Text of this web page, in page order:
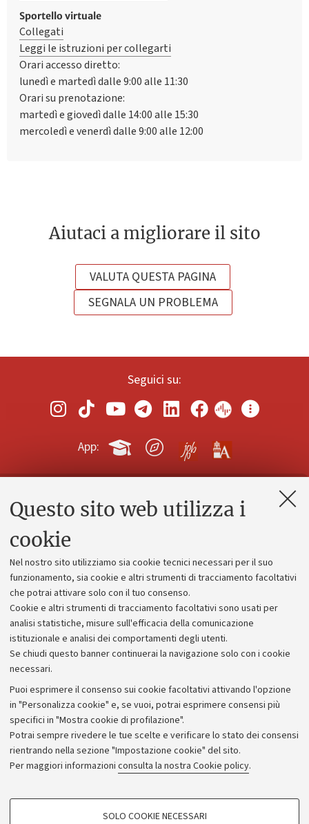
Questo sito web utilizza i
cookie
Nel nostro sito utilizziamo sia cookie tecnici necessari per il suo
funzionamento, sia cookie e altri strumenti di tracciamento facoltativi
che potrai attivare solo con il tuo consenso.
Cookie e altri strumenti di tracciamento facoltativi sono usati per
analisi statistiche, misure sull'efficacia della comunicazione
istituzionale e analisi dei comportamenti degli utenti.
Se chiudi questo banner continuerai la navigazione solo con i cookie
necessari.
Puoi esprimere il consenso sui cookie facoltativi attivando l'opzione
in "Personalizza cookie" e, se vuoi, potrai esprimere consensi più
specifici in "Mostra cookie di profilazione".
Potrai sempre rivedere le tue scelte e verificare lo stato dei consensi
rientrando nella sezione "Impostazione cookie" del sito.
Per maggiori informazioni consulta la nostra Cookie policy.
COOKIE DI PROFILAZIONE - FACOLTATIVI
SOLO COOKIE NECESSARI
Sportello virtuale
Collegati
Leggi le istruzioni per collegarti
Orari accesso diretto:
lunedì e martedì dalle 9:00 alle 11:30
Orari su prenotazione:
martedì e giovedì dalle 14:00 alle 15:30
mercoledì e venerdì dalle 9:00 alle 12:00
Aiutaci a migliorare il sito
VALUTA QUESTA PAGINA
SEGNALA UN PROBLEMA
Seguici su:
App:
Contatti e PEC
Alumni community
Piano strategico
Bilanci
Donazioni e 5x1000
Bandi, gare e concorsi
Albo online
Amministrazione trasparente
Atti di notifica
Informazioni sul sito e accessibilità
Dichiarazione di accessibilità